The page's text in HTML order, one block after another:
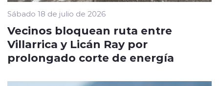
Sábado 18 de julio de 2026
Vecinos bloquean ruta entre
Villarrica y Licán Ray por
prolongado corte de energía